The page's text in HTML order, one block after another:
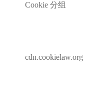
Cookie 分组
cdn.cookielaw.org